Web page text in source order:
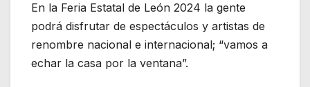
En la Feria Estatal de León 2024 la gente
podrá disfrutar de espectáculos y artistas de
renombre nacional e internacional; “vamos a
echar la casa por la ventana”.